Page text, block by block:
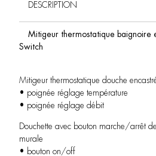
DESCRIPTION
Mitigeur thermostatique baignoire
Switch
Mitigeur thermostatique douche
• poignée réglage température
• poignée réglage débit
Douchette avec bouton marche/arrêt
murale
• bouton on/off